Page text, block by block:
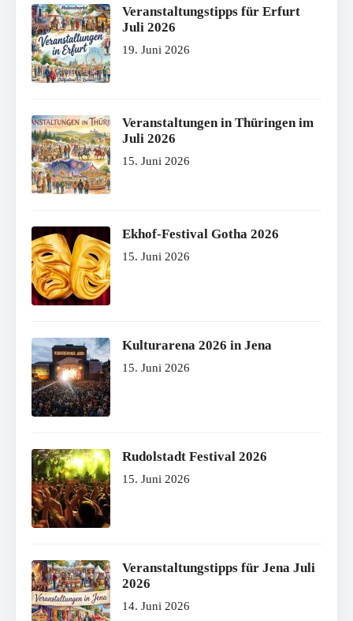
Veranstaltungstipps für Erfurt
Juli 2026
19. Juni 2026
Veranstaltungen in Thüringen im
Juli 2026
15. Juni 2026
Ekhof-Festival Gotha 2026
15. Juni 2026
Kulturarena 2026 in Jena
15. Juni 2026
Rudolstadt Festival 2026
15. Juni 2026
Veranstaltungstipps für Jena Juli
2026
14. Juni 2026